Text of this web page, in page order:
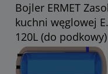
Bojler ERMET
kuchni węglowej
120L (do podkowy)